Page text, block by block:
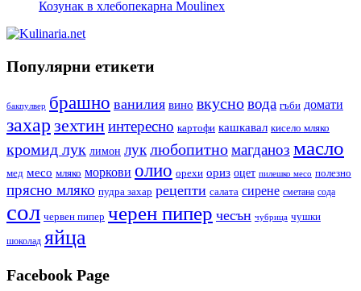
Козунак в хлебопекарна Moulinex
Популярни етикети
бакпулвер брашно ванилия вино вкусновода гъби домати
захар зехтининтересно картофи кашкавал кисело мляко
кромид лук лимон луклюбопитномагданоз масло
мед месо мляко моркови олио орехи ориз оцет пилешко месо полезно
прясно мляко пудра захар рецепти салата сирене сметана сода
сол червен пипер черен пипер чесън чубрица чушки
шоколад яйца
Facebook Page